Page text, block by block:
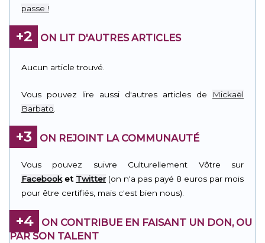
passe !
+2 ON LIT D'AUTRES ARTICLES
Aucun article trouvé.
Vous pouvez lire aussi d'autres articles de
Mickaël
Barbato
+3 ON REJOINT LA COMMUNAUTÉ
Vous pouvez suivre Culturellement Vôtre sur
Facebooket Twitter(on n'a pas payé 8 euros par mois
pour être certifiés, mais c'est bien nous).
+4
ON CONTRIBUE EN FAISANT UN DON, OU
PAR SON TALENT